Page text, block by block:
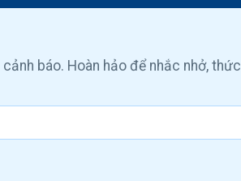
báo. Hoàn hảo để nhắc nhở, thức